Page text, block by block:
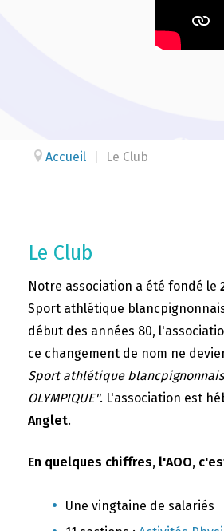
Accueil Le Club
Le Club
Notre association a été fondé le
Sport athlétique
début des années 80,
ce changement de nom ne
Sport athlétique
OLYMPIQUE". L'association est
Anglet.
En quelques chiffres, l'AOO,
Une vingtaine de salariés